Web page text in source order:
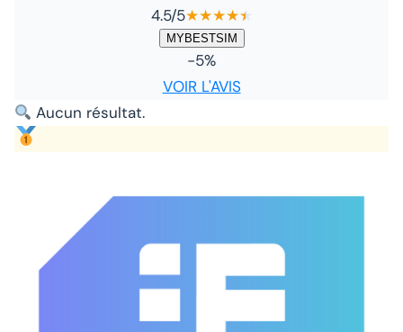
4.5/5★★★★★
★
MYBESTSIM
-5%
VOIR L'AVIS
Aucun résultat.